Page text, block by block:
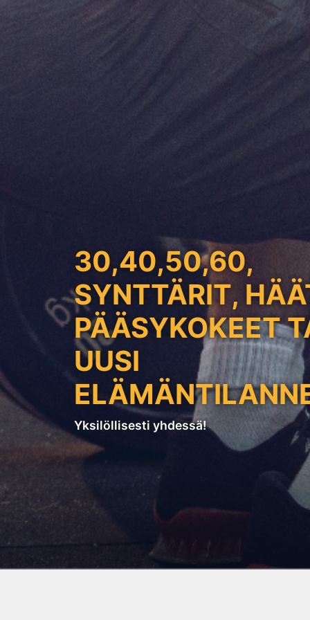
30,40,50,60,
SYNTTÄRIT,
PÄÄSYKOKEET
UUSI
Yksilöllisesti yhdessä!